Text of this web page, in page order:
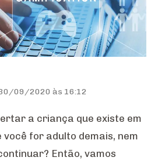
09/2020 às 16:12
a criança que existe em
for adulto demais, nem
Então, vamos